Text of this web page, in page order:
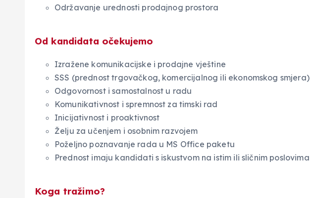
Održavanje urednosti prodajnog prostora
Od kandidata očekujemo
Izražene komunikacijske i prodajne vještine
SSS (prednost trgovačkog, komercijalnog ili ekonomskog smjera)
Odgovornost i samostalnost u radu
Komunikativnost i spremnost za timski rad
Inicijativnost i proaktivnost
Želju za učenjem i osobnim razvojem
Poželjno poznavanje rada u MS Office paketu
Prednost imaju kandidati s iskustvom na istim ili sličnim poslovima
Koga tražimo?